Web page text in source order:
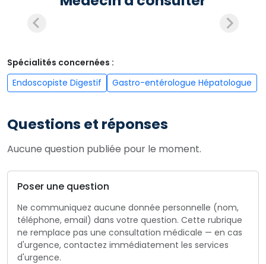
Spécialités concernées :
Endoscopiste Digestif
Gastro-entérologue Hépatologue
Questions et réponses
Aucune question publiée pour le moment.
Poser une question
Ne communiquez aucune donnée personnelle (nom,
téléphone, email) dans votre question. Cette rubrique
ne remplace pas une consultation médicale — en cas
d'urgence, contactez immédiatement les services
d'urgence.